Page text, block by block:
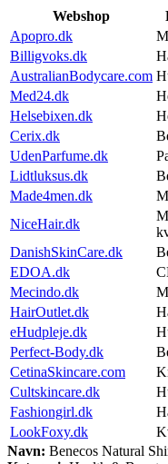
Webshop
Apopro.dk
Billigvoks.dk
AustralianBodycare.com
Med24.dk
Helsebixen.dk
Cerix.dk
UdenParfume.dk
Lidtluksus.dk
Made4men.dk
NiceHair.dk
DanishSkinCare.dk
EDOA.dk
Mecindo.dk
HairOutlet.dk
eHudpleje.dk
Perfect-Body.dk
CetinaSkincare.com
Cultskincare.dk
Fashiongirl.dk
LookFoxy.dk
Navn: Benecos Natural